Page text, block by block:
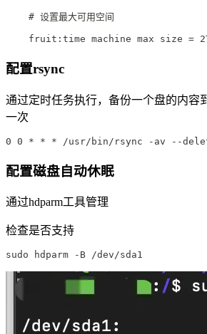
    # 设置最大可用空间
fruit:time machine max size =
配置rsync
通过定时任务执行，备份一个盘的内容
一次
0 0 * * * /usr/bin/rsync -av --
配置磁盘自动休眠
通过hdparm工具管理
检查是否支持
sudo hdparm -B /dev/sda1